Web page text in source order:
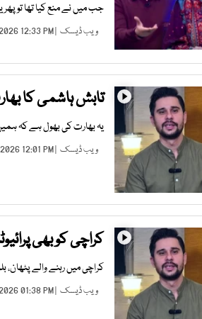
جب میں نے منع کیا تھا تو پھر
ویب ڈیسک | FEB 25, 2026 12:33 PM |
تابش ہاشمی کا
یہ بھارت کی بھول ہے کہ
ویب ڈیسک | FEB 16, 2026 12:01 PM |
کراچی کو بھی
کراچی میں رہنے والے
ویب ڈیسک | JAN 22, 2026 01:38 PM |